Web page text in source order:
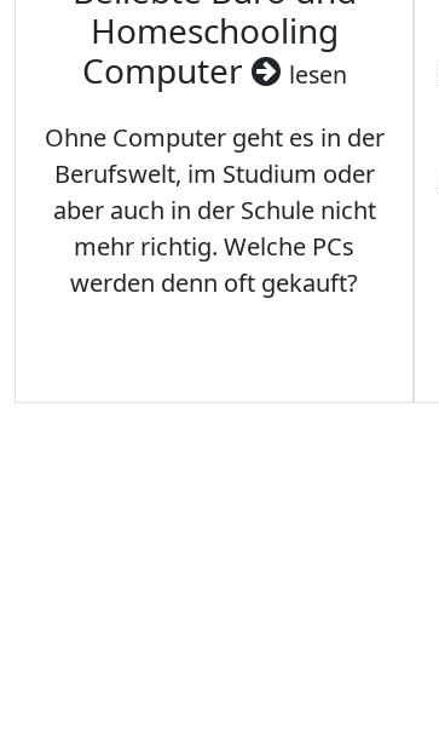
Homeschooling
Computer
lesen
Ohne Computer geht es in der
Berufswelt, im Studium oder
aber auch in der Schule nicht
mehr richtig. Welche PCs
werden denn oft gekauft?